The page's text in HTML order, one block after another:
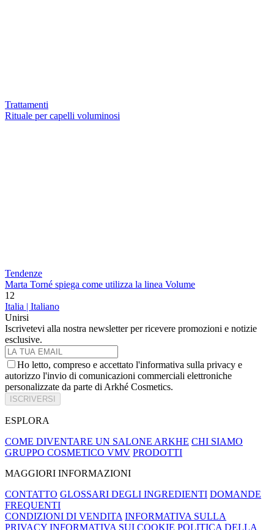
Trattamenti
Rituale per capelli voluminosi
Tendenze
Marta Torné spiega come utilizza la linea Volume
1 2
Italia | Italiano
Unirsi
Iscrivetevi alla nostra newsletter per ricevere promozioni e notizie
esclusive.
Ho letto, compreso e accettato l'informativa sulla privacy e
autorizzo l'invio di comunicazioni commerciali elettroniche
personalizzate da parte di Arkhé Cosmetics.
ISCRIVERSI
ESPLORA
COME DIVENTARE UN SALONE ARKHE CHI SIAMO
GRUPPO COSMETICO VMV PRODOTTI
MAGGIORI INFORMAZIONI
CONTATTO GLOSSARI DEGLI INGREDIENTI DOMANDE
FREQUENTI
CONDIZIONI DI VENDITA INFORMATIVA SULLA
PRIVACY INFORMATIVA SUI COOKIE POLITICA DELLA